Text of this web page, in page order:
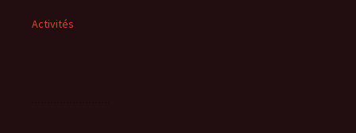
Activités